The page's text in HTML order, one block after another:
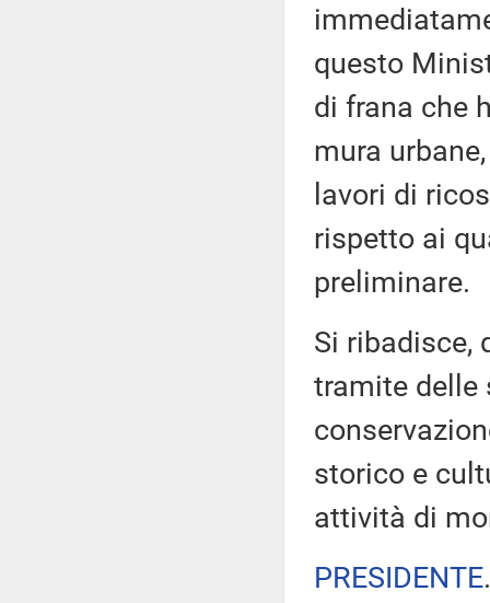
questo
di frana che
mura
lavori di
rispetto ai
preliminare.
Si ribadisce,
tramite delle
storico e
attività di
PRESIDENTE